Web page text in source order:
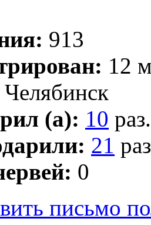
913
12
Челябинск
(а): 10 раз.
21
0
письмо